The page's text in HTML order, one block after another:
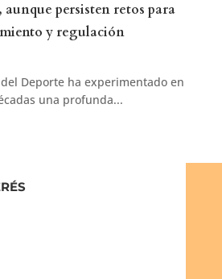
persisten retos para
y regulación
del Deporte ha experimentado en
una profunda...